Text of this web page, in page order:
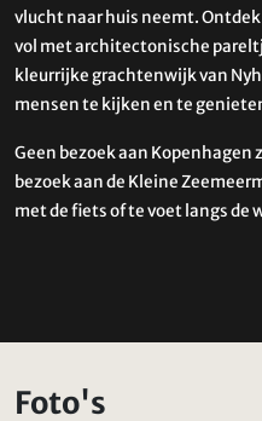
vlucht naar huis neemt.
vol met architectonische
kleurrijke grachtenwijk van
mensen te kijken en te
Geen bezoek aan Kopenhagen
bezoek aan de Kleine
met de fiets of te voet langs de
Foto's